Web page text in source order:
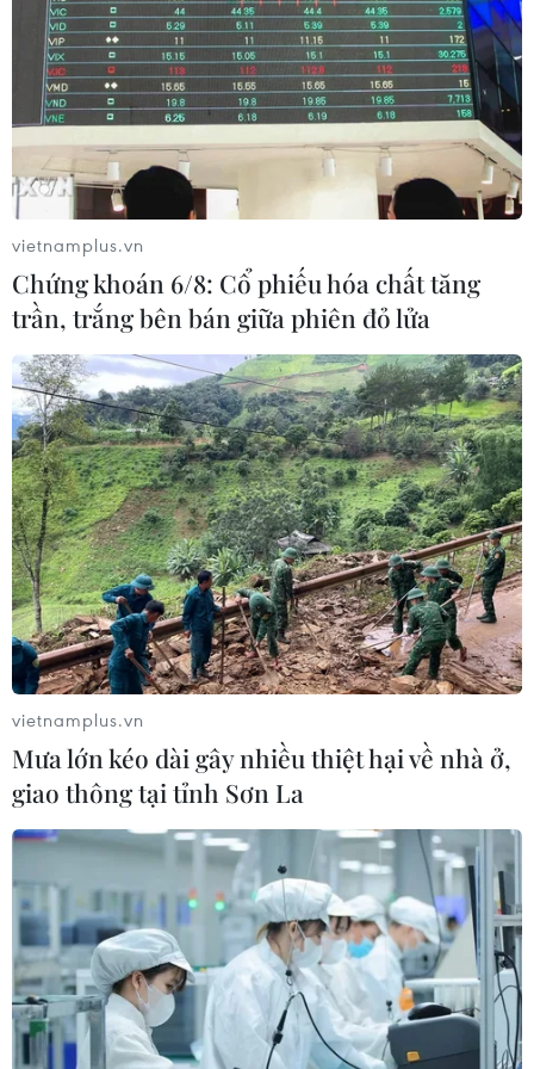
Thảm kịch giẫm đạp ở Itaewon
Hàn Quốc tổ chức lễ tưởng niệm lớn dành cho
các nạn nhân thảm họa Itaewon
Hàn Quốc điều tra toàn diện về thảm họa giẫm
đạp Itaewon
Quốc hội Hàn Quốc tưởng niệm 2 năm ngày
xảy ra thảm kịch giẫm đạp Itaewon
Chính quyền Seoul tăng cường kiểm soát đám
đông dịp lễ Halloween
Hàn Quốc thúc đẩy điều tra toàn diện về thảm
họa giẫm đạp Itaewon
TIN LIÊN QUAN
Quốc hội Hàn Quốc tưởng niệm 2 năm
vietnamplus.vn
Chứng khoán 6/8: Cổ phiếu hóa chất tăng
trần, trắng bên bán giữa phiên đỏ lửa
vietnamplus.vn
Mưa lớn kéo dài gây nhiều thiệt hại về nhà ở,
giao thông tại tỉnh Sơn La